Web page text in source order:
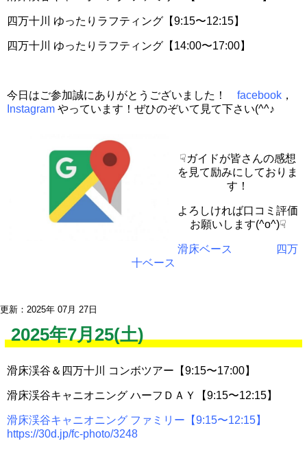
四万十川 ゆったりラフティング【9:15〜12:15】
四万十川 ゆったりラフティング【14:00〜17:00】
今日はご参加誠にありがとうございました！ facebook ，
Instagram やっています！ぜひのぞいて見て下さい(^^♪
☟ガイドが皆さんの感想
を見て励みにしておりま
す！
よろしければ口コミ評価
お願いします(^o^)☟
滑床ベース
四万
十ベース
更新：2025年 07月 27日
2025年7月25(土)
滑床渓谷＆四万十川 コンボツアー【9:15〜17:00】
滑床渓谷キャニオニング ハーフＤＡＹ【9:15〜12:15】
滑床渓谷キャニオニング ファミリー【9:15〜12:15】
https://30d.jp/fc-photo/3248